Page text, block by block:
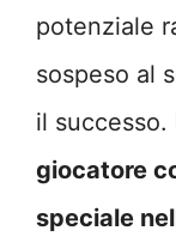
potenziale
sospeso al
il successo.
giocatore
speciale